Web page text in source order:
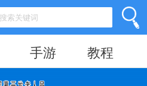
手游 教程